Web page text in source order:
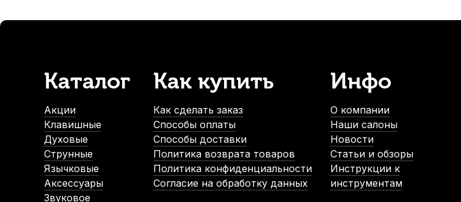
Каталог
Акции
Клавишные
Духовые
Струнные
Язычковые
Аксессуары
Звуковое
Как купить
Как сделать заказ
Способы оплаты
Способы доставки
Политика возврата товаров
Политика конфиденциальности
Согласие на обработку данных
Инфо
О компании
Наши салоны
Новости
Статьи и обзоры
Инструкции к
инструментам